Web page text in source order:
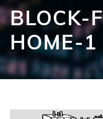
BLOCK-
HOME-1